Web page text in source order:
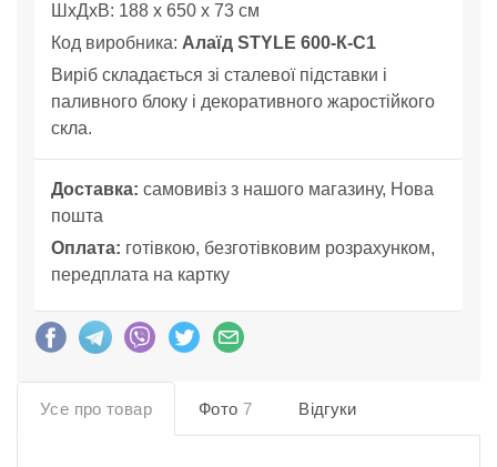
ШхДхВ: 188 x 650 x 73 см
Код виробника: Алаїд STYLE 600-К-С1
Виріб складається зі сталевої підставки і
паливного блоку і декоративного жаростійкого
скла.
Доставка: самовивіз з нашого магазину, Нова
пошта
Оплата: готівкою, безготівковим розрахунком,
передплата на картку
Усе про товар Фото 7 Відгуки